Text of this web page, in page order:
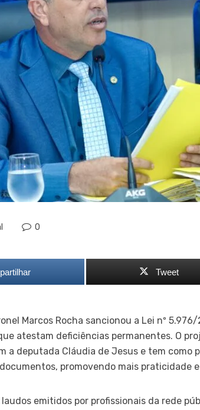
0
Tweet
Marcos Rocha sancionou a Lei nº
atestam deficiências permanentes. O
a deputada Cláudia de Jesus e tem
promovendo mais praticidade
emitidos por profissionais da rede